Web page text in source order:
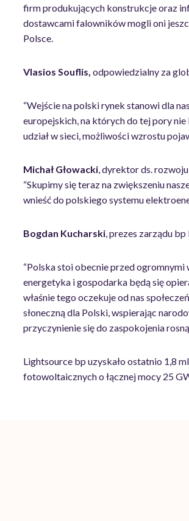
firm produkujących konstrukcje oraz
dostawcami falowników mogli oni
Polsce.
Vlasios Souflis, odpowiedzialny za
“Wejście na polski rynek stanowi dla
europejskich, na których do tej pory
udział w sieci, możliwości wzrostu
Michał Głowacki , dyrektor ds.
“Skupimy się teraz na zwiększeniu
wnieść do polskiego systemu
Bogdan Kucharski , prezes zarządu
“Polska stoi obecnie przed
energetyka i gospodarka będą się
właśnie tego oczekuje od nas
słoneczną dla Polski, wspierając
przyczynienie się do zaspokojenia
Lightsource bp uzyskało ostatnio 1,8
fotowoltaicznych o łącznej mocy 25